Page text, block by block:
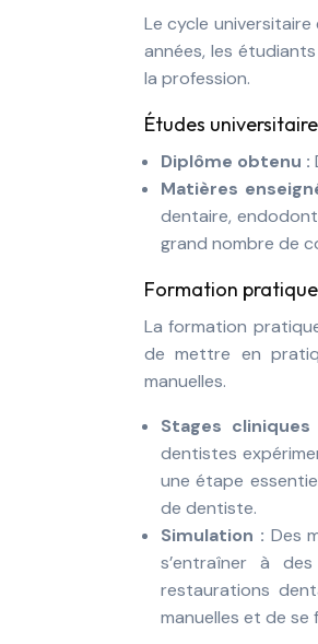
Le cycle
années, les
la profession.
Études
Diplôme obtenu :
Matières
dentaire,
grand nombre de
Formation pratique
La formation
de mettre en
manuelles.
Stages
dentistes
une étape
de dentiste.
Simulation : Des
s’entraîner à
restaurations
manuelles et de se